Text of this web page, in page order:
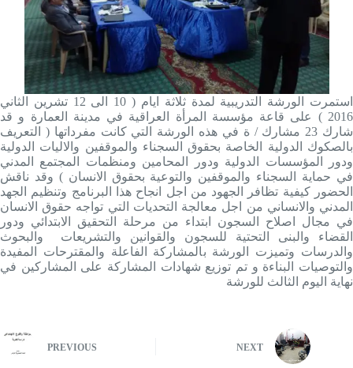
استمرت الورشة التدريبية لمدة ثلاثة ايام ( 10 الى 12 تشرين الثاني
2016 ) على قاعة مؤسسة المرأة العراقية في مدينة العمارة و قد
شارك 23 مشارك / ة في هذه الورشة التي كانت مفرداتها ( التعريف
بالصكوك الدولية الخاصة بحقوق السجناء والموقفين والاليات الدولية
ودور المؤسسات الدولية ودور المحامين ومنظمات المجتمع المدني
في حماية السجناء والموقفين والتوعية بحقوق الانسان ) وقد ناقش
الحضور كيفية تظافر الجهود من اجل انجاح هذا البرنامج وتنظيم الجهد
المدني والانساني من اجل معالجة التحديات التي تواجه حقوق الانسان
في مجال اصلاح السجون ابتداء من مرحلة التحقيق الابتدائي ودور
القضاء والبنى التحتية للسجون والقوانين والتشريعات والبحوث
والدرسات وتميزت الورشة بالمشاركة الفاعلة والمقترحات المفيدة
والتوصيات البناءة و تم توزيع شهادات المشاركة على المشاركين في
نهاية اليوم الثالث للورشة
PREVIOUS NEXT